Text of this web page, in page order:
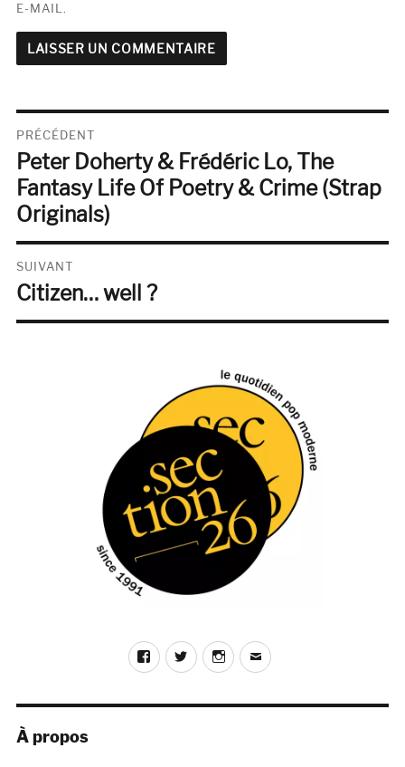
E-MAIL.
Navigation
de
l’article
PRÉCÉDENT
Publication
précédente :
Peter Doherty & Frédéric Lo, The
Fantasy Life Of Poetry & Crime (Strap
Originals)
SUIVANT
Publication
Citizen… well ?
FacebookTwitterInstagram
E-
À propos